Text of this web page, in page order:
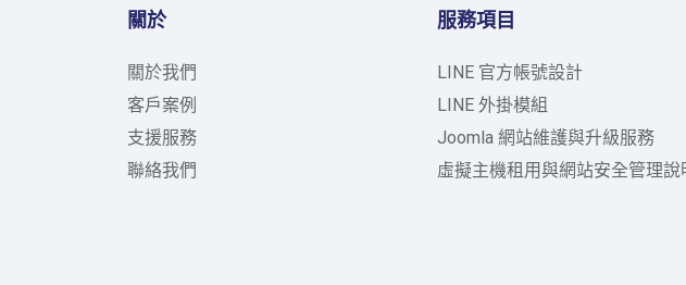
關於
關於我們
客戶案例
支援服務
聯絡我們
服務項目
LINE 官方帳號設計
LINE 外掛模組
Joomla 網站維護與升級服務
虛擬主機租用與網站安全管理說